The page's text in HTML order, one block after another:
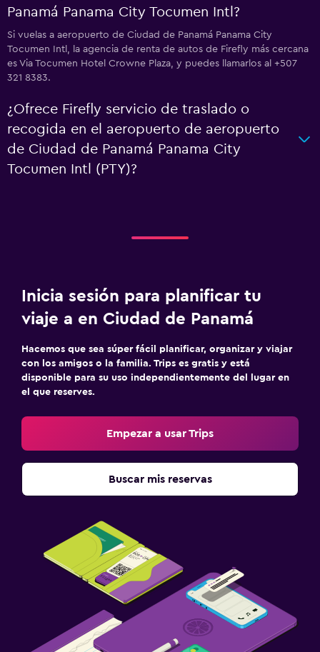
Panamá Panama City Tocumen Intl?
Si vuelas a aeropuerto de Ciudad de Panamá Panama City
Tocumen Intl, la agencia de renta de autos de Firefly más cercana
es Via Tocumen Hotel Crowne Plaza, y puedes llamarlos al +507
321 8383.
¿Ofrece Firefly servicio de traslado o
recogida en el aeropuerto de aeropuerto
de Ciudad de Panamá Panama City
Tocumen Intl (PTY)?
Inicia sesión para planificar tu
viaje a en Ciudad de Panamá
Hacemos que sea súper fácil planificar, organizar y viajar
con los amigos o la familia. Trips es gratis y está
disponible para su uso independientemente del lugar en
el que reserves.
Empezar a usar Trips
Buscar mis reservas